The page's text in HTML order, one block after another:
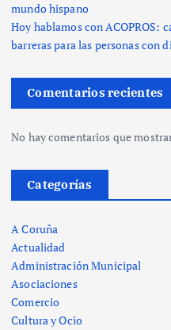
mundo hispano
Hoy hablamos con ACOPROS:
barreras para las personas con
Comentarios recientes
No hay comentarios que
Categorías
A Coruña
Actualidad
Administración Municipal
Asociaciones
Comercio
Cultura y Ocio